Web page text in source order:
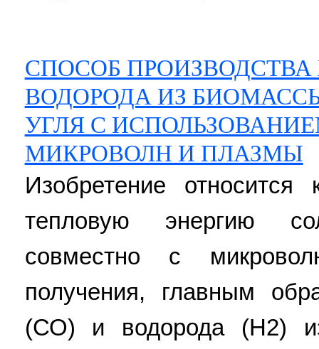
СПОСОБ
ВОДОРОДА ИЗ
УГЛЯ С
МИКРОВОЛН И ПЛАЗМЫ
Изобретение
тепловую энергию
совместно с
получения, главным
(СО) и водорода (Н2)